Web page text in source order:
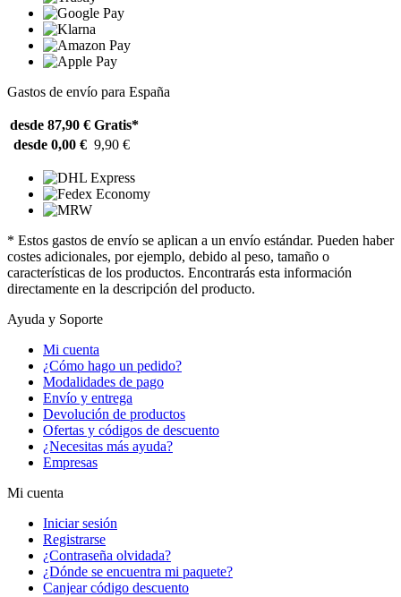
Gastos de envío para España
desde 87,90 € Gratis*
desde 0,00 € 9,90 €
* Estos gastos de envío se aplican a un envío estándar. Pueden haber
costes adicionales, por ejemplo, debido al peso, tamaño o
características de los productos. Encontrarás esta información
directamente en la descripción del producto.
Ayuda y Soporte
Mi cuenta
¿Cómo hago un pedido?
Modalidades de pago
Envío y entrega
Devolución de productos
Ofertas y códigos de descuento
¿Necesitas más ayuda?
Empresas
Mi cuenta
Iniciar sesión
Registrarse
¿Contraseña olvidada?
¿Dónde se encuentra mi paquete?
Canjear código descuento